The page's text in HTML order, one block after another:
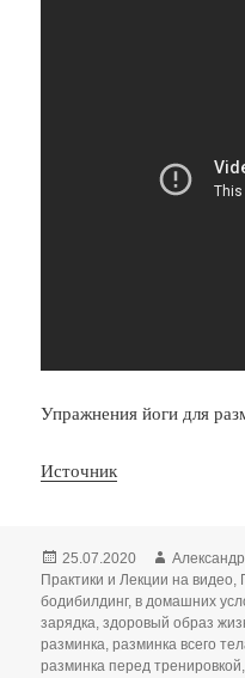
Упражнения йоги для
Источник
Опубликовано
25.07.2020 Автор
Практики и Лекции на видео
бодибилдинг,в домашних
зарядка ,здоровый образ
разминка ,разминка всего
разминка перед тренировкой